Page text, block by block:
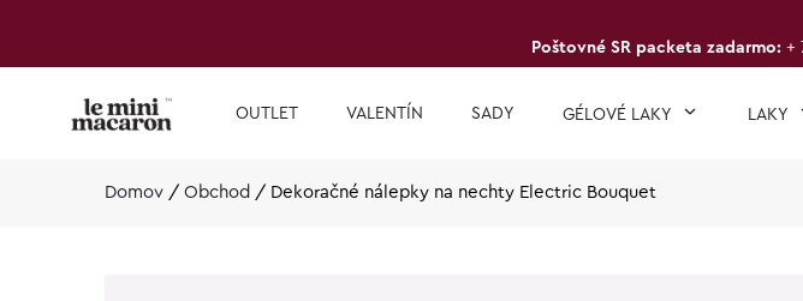
Poštovné SR packeta zadarmo: +
OUTLET VALENTÍN SADY GÉLOVÉ LAKY LAKY
Domov / Obchod / Dekoračné nálepky na nechty Electric Bouquet